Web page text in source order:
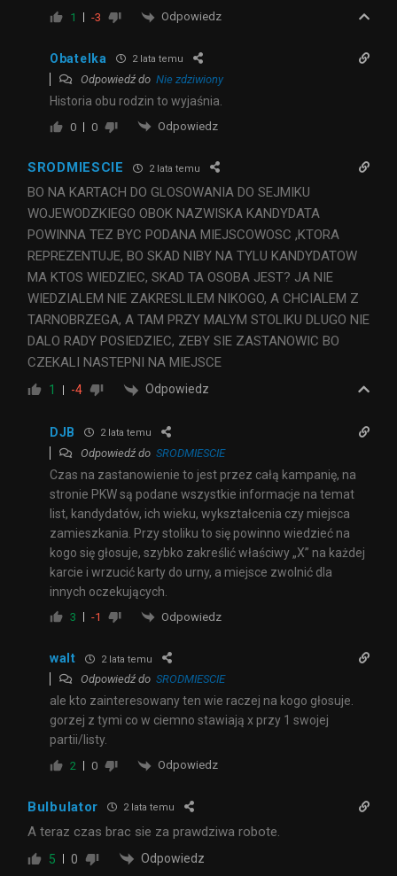
1 -3 Odpowiedz
Obatelka 2 lata temu
Odpowiedź do Nie zdziwiony
Historia obu rodzin to wyjaśnia.
0 0 Odpowiedz
SRODMIESCIE 2 lata temu
BO NA KARTACH DO GLOSOWANIA DO SEJMIKU
WOJEWODZKIEGO OBOK NAZWISKA KANDYDATA
POWINNA TEZ BYC PODANA MIEJSCOWOSC ,KTORA
REPREZENTUJE, BO SKAD NIBY NA TYLU KANDYDATOW
MA KTOS WIEDZIEC, SKAD TA OSOBA JEST? JA NIE
WIEDZIALEM NIE ZAKRESLILEM NIKOGO, A CHCIALEM Z
TARNOBRZEGA, A TAM PRZY MALYM STOLIKU DLUGO NIE
DALO RADY POSIEDZIEC, ZEBY SIE ZASTANOWIC BO
CZEKALI NASTEPNI NA MIEJSCE
1 -4 Odpowiedz
DJB 2 lata temu
Odpowiedź do SRODMIESCIE
Czas na zastanowienie to jest przez całą kampanię, na
stronie PKW są podane wszystkie informacje na temat
list, kandydatów, ich wieku, wykształcenia czy miejsca
zamieszkania. Przy stoliku to się powinno wiedzieć na
kogo się głosuje, szybko zakreślić właściwy „X” na każdej
karcie i wrzucić karty do urny, a miejsce zwolnić dla
innych oczekujących.
3 -1 Odpowiedz
walt 2 lata temu
Odpowiedź do SRODMIESCIE
ale kto zainteresowany ten wie raczej na kogo głosuje.
gorzej z tymi co w ciemno stawiają x przy 1 swojej
partii/listy.
2 0 Odpowiedz
Bulbulator 2 lata temu
A teraz czas brac sie za prawdziwa robote.
5 0 Odpowiedz